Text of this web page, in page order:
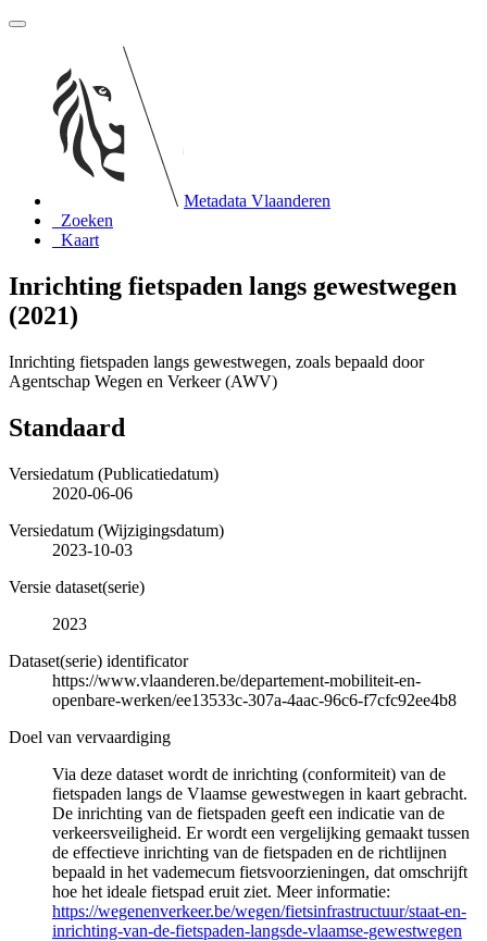
Metadata Vlaanderen
Zoeken
Kaart
Inrichting fietspaden langs gewestwegen
(2021)
Inrichting fietspaden langs gewestwegen, zoals bepaald door
Agentschap Wegen en Verkeer (AWV)
Standaard
Versiedatum (Publicatiedatum)
2020-06-06
Versiedatum (Wijzigingsdatum)
2023-10-03
Versie dataset(serie)
2023
Dataset(serie) identificator
https://www.vlaanderen.be/departement-mobiliteit-en-
openbare-werken/ee13533c-307a-4aac-96c6-f7cfc92ee4b8
Doel van vervaardiging
Via deze dataset wordt de inrichting (conformiteit) van de
fietspaden langs de Vlaamse gewestwegen in kaart gebracht.
De inrichting van de fietspaden geeft een indicatie van de
verkeersveiligheid. Er wordt een vergelijking gemaakt tussen
de effectieve inrichting van de fietspaden en de richtlijnen
bepaald in het vademecum fietsvoorzieningen, dat omschrijft
hoe het ideale fietspad eruit ziet. Meer informatie:
https://wegenenverkeer.be/wegen/fietsinfrastructuur/staat-en-
inrichting-van-de-fietspaden-langsde-vlaamse-gewestwegen